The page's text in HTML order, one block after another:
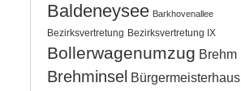
Baldeneysee Barkhovenallee
Bezirksvertretung Bezirksvertretung IX
Bollerwagenumzug Brehm
Brehminsel Bürgermeisterhaus